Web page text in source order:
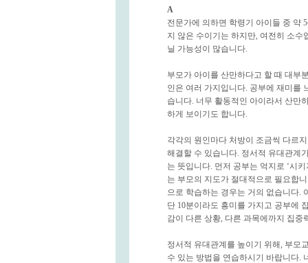
A
전문가에 의하면 학령기 아이들 중 약
지 않은 수이기는 하지만, 여전히 소수
닐 가능성이 많습니다.
부모가 아이를 산만하다고 할 때 대부
인은 여러 가지입니다. 공부에 재미를
습니다. 너무 활동적인 아이라서 산만
하게 보이기도 합니다.
각각의 원인마다 처방이 조금씩 다르
해결할 수 있습니다. 정서적 유대관계
는 뜻입니다. 먼저 공부는 억지로 ‘시
는 부모의 지도가 절대적으로 필요합
으로 학습하는 경우는 거의 없습니다.
단 10분이라도 흥미를 가지고 공부에
감이 다른 상황, 다른 과목에까지 집중
정서적 유대관계를 높이기 위해, 부모
수 있는 방법을 연습하시기 바랍니다.